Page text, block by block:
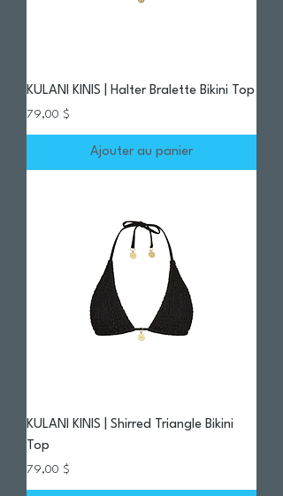
KULANI KINIS | Halter Bralette Bikini Top
Prix
79,00 $
Ajouter au panier
KULANI KINIS | Shirred Triangle Bikini
Top
Prix
79,00 $